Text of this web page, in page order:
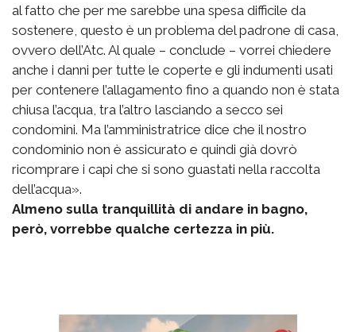
al fatto che per me sarebbe una spesa difficile da
sostenere, questo è un problema del padrone di casa,
ovvero dell’Atc. Al quale – conclude – vorrei chiedere
anche i danni per tutte le coperte e gli indumenti usati
per contenere l’allagamento fino a quando non è stata
chiusa l’acqua, tra l’altro lasciando a secco sei
condomini. Ma l’amministratrice dice che il nostro
condominio non è assicurato e quindi già dovrò
ricomprare i capi che si sono guastati nella raccolta
dell’acqua».
Almeno sulla tranquillità di andare in bagno,
però, vorrebbe qualche certezza in più.